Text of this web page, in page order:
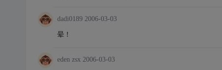
dadi0189 2006-03-03
晕！
eden zsx 2006-03-03